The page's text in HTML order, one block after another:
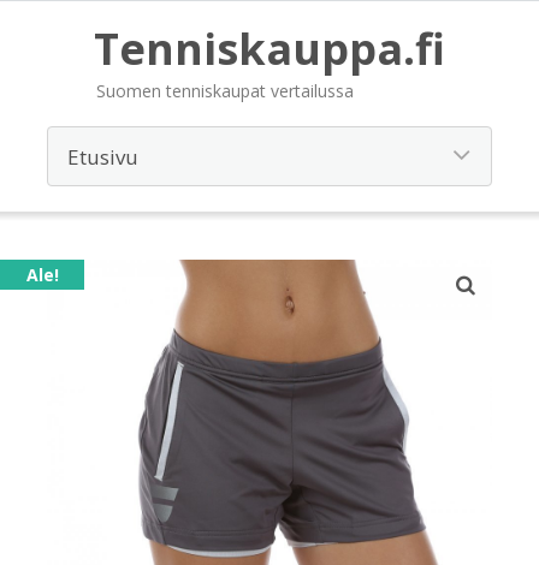
Tenniskauppa.fi
Suomen tenniskaupat vertailussa
Ale!